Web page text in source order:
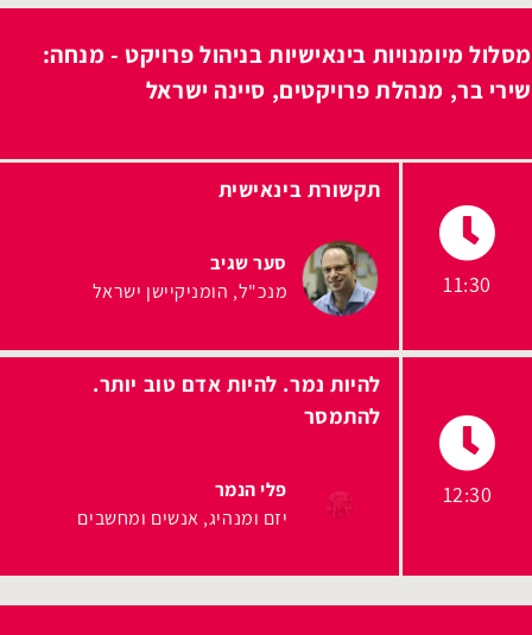
מסלול מיומנויות בינאישיות בניהול פרויקט - מנחה:
שירי בר, מנהלת פרויקטים, סיינה ישראל
11:30
תקשורת בינאישית
סער שגיב
מנכ"ל הומניקיישן ישראל
12:30
להיות נמר. להיות אדם טוב יותר.
להתמסר
פלי הנמר
יזם ומנהיג אנשים ומחשבים